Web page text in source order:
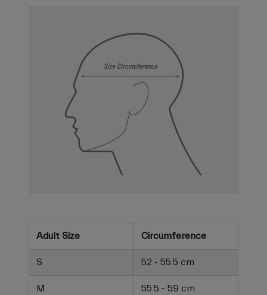
Adult Size Circumference
S 52 - 55.5 cm
M 55.5 - 59 cm